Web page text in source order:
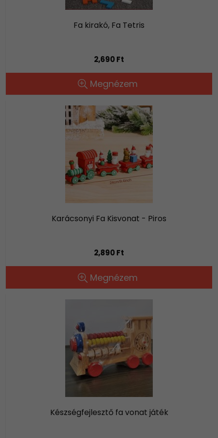
Fa kirakó, Fa Tetris
2,690 Ft
Megnézem
Karácsonyi Fa Kisvonat - Piros
2,890 Ft
Megnézem
Készségfejlesztő fa vonat játék